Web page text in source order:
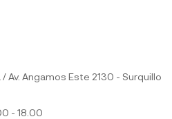
/ Av. Angamos Este 2130 - Surquillo
- 18.00